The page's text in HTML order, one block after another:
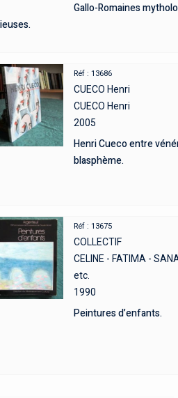
Gallo-Romaines
Réf : 13686
CUECO Henri
CUECO Henri
2005
Henri Cueco entre
blasphème.
Réf : 13675
COLLECTIF
CELINE - FATIMA -
etc.
1990
Peintures d’enfants.